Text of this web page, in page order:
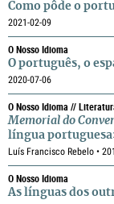
Como pôde o
2021-02-09
O Nosso Idioma
O português, o
2020-07-06
O Nosso Idioma //
Memorial do
língua
Luís Francisco Rebelo •
O Nosso Idioma
As línguas dos